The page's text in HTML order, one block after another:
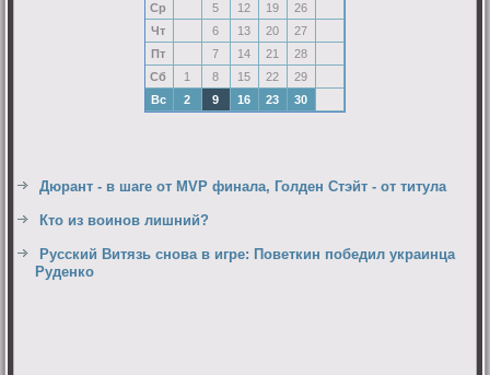
Ср
5 12 19
26
Чт
6 13 20
27
Пт
7 14 21
28
Сб
1 8 15 22
29
Вс
2 9 16 23 30
Дюрант - в шаге от MVP финала, Голден Стэйт - от титула
Кто из воинов лишний?
Русский Витязь снова в игре: Поветкин победил украинца
Руденко